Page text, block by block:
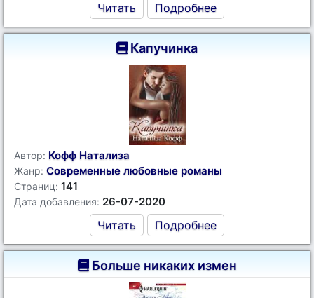
Читать Подробнее
Капучинка
Автор: Кофф Натализа
Жанр: Современные любовные романы
Страниц: 141
Дата добавления: 26-07-2020
Читать Подробнее
Больше никаких измен